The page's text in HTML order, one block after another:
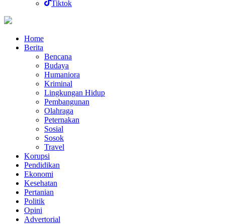
Tiktok
Home
Berita
Bencana
Budaya
Humaniora
Kriminal
Lingkungan Hidup
Pembangunan
Olahraga
Peternakan
Sosial
Sosok
Travel
Korupsi
Pendidikan
Ekonomi
Kesehatan
Pertanian
Politik
Opini
Advertorial